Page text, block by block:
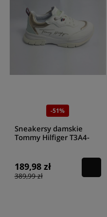
-51%
Sneakersy damskie
Tommy Hilfiger T3A4-
189,98 zł
389,99 zł